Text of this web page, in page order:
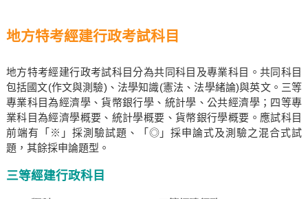
地方特考經建行政考試科目
地方特考經建行政考試科目分為共同科目及專業科目。共同科目
包括國文(作文與測驗)、法學知識(憲法、法學緒論)與英文。三等
專業科目為經濟學、貨幣銀行學、統計學、公共經濟學；四等專
業科目為經濟學概要、統計學概要、貨幣銀行學概要。應試科目
前端有「※」採測驗試題、「◎」採申論式及測驗之混合式試
題，其餘採申論題型。
三等經建行政科目